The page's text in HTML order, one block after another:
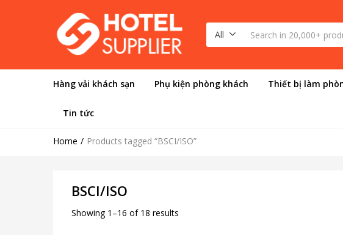
All
Hàng vải khách sạn Phụ kiện phòng khách Thiết bị làm
Tin tức
Home Products tagged “BSCI/ISO”
BSCI/ISO
Showing 1–16 of 18 results